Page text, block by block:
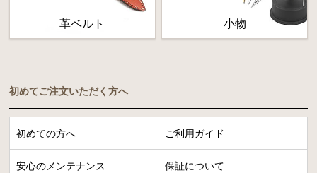
革ベルト 小物
初めてご注文いただく方へ
初めての方へ ご利用ガイド
安心のメンテナンス 保証について